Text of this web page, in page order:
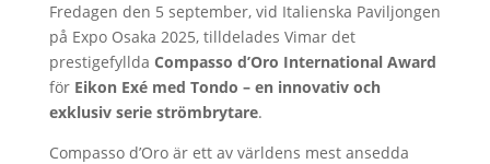
Fredagen den 5 september, vid Italienska Paviljongen
på Expo Osaka 2025, tilldelades Vimar det
prestigefyllda Compasso d’Oro International Award
för Eikon Exé med Tondo – en innovativ och
exklusiv serie strömbrytare.
Compasso d’Oro är ett av världens mest ansedda